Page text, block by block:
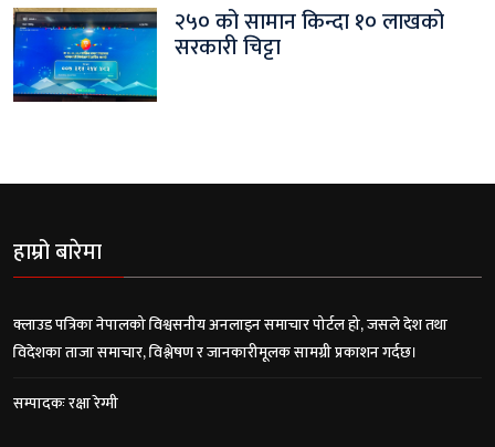
२५० को सामान किन्दा १० लाखको
सरकारी चिट्टा
हाम्रो बारेमा
क्लाउड पत्रिका नेपालको विश्वसनीय अनलाइन समाचार पोर्टल हो, जसले देश तथा
विदेशका ताजा समाचार, विश्लेषण र जानकारीमूलक सामग्री प्रकाशन गर्दछ।
सम्पादकः रक्षा रेग्मी